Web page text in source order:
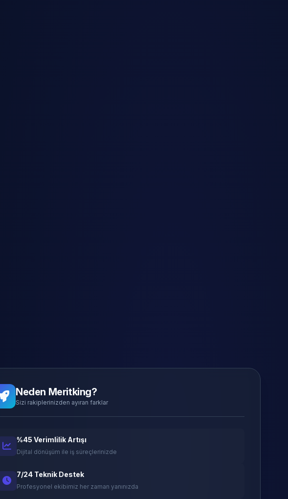
Neden Meritking?
Sizi rakiplerinizden ayıran farklar
%45 Verimlilik Artışı
Dijital dönüşüm ile iş süreçlerinizde
7/24 Teknik Destek
Profesyonel ekibimiz her zaman yanınızda